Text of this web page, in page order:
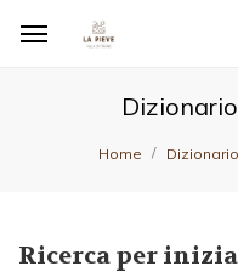
Home
Ricerca per